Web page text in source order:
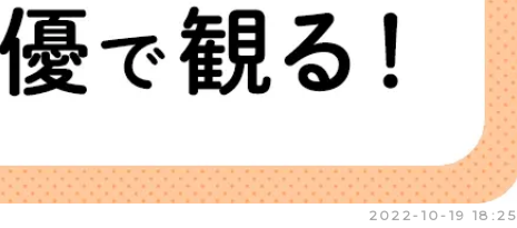
2022-10-19 18:25